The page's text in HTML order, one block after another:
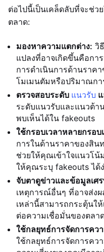
ต่อไปนี้เป็นเคล็ดลับที่จะช่
ตลาด:
มองหาความแตกต่าง: วิ
แปลงที่อาจเกิดขึ้นคือกา
การดำเนินการด้านราค
โมเมนตัมหรือปริมาณกา
ตรวจสอบระดับ แนวรับ
ระดับแนวรับและแนวต้า
พบเห็นได้ใน fakeouts
ใช้กรอบเวลาหลายกรอบ
การในด้านราคาของสิน
ช่วยให้คุณเข้าใจแนวโ
ให้คุณระบุ fakeouts ได้
จับตาดูข่าวและข้อมูลเศ
เหตุการณ์อื่นๆ ที่อาจส่ง
เหล่านี้สามารถกระตุ้นใ
ต่อความเชื่อมั่นของตลา
ใช้กลยุทธ์การจัดการควา
ใช้กลยุทธ์การจัดการคว